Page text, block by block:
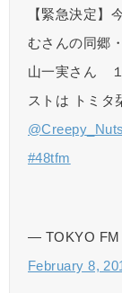
【緊急決定】
むさんの同郷
山一実さん
ストは トミタ
#48tfm
— TOKYO FM
February 8,